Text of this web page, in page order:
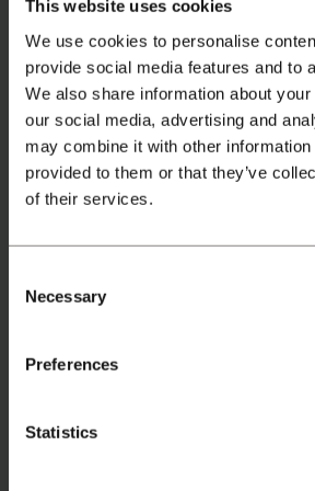
This website uses cookies
We use cookies to personalise
provide social media features and to
We also share information about
our social media, advertising and
may combine it with other information
provided to them or that they’ve
of their services.
Selection
Necessary
Preferences
Statistics
Video ansehen
Nicht das Passende
Wenn Sie nicht gefunden
gesucht haben, kontaktieren